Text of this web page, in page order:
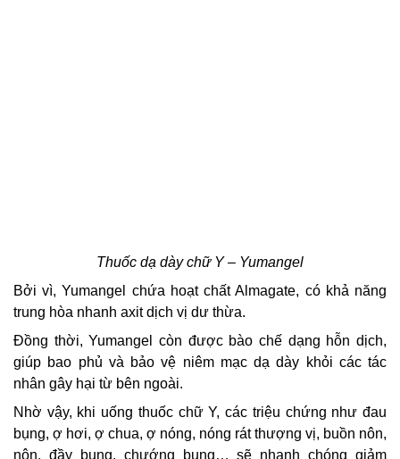
Thuốc dạ dày chữ Y – Yumangel
Bởi vì, Yumangel chứa hoạt chất Almagate, có khả năng
trung hòa nhanh axit dịch vị dư thừa.
Đồng thời, Yumangel còn được bào chế dạng hỗn dịch,
giúp bao phủ và bảo vệ niêm mạc dạ dày khỏi các tác
nhân gây hại từ bên ngoài.
Nhờ vậy, khi uống thuốc chữ Y, các triệu chứng như đau
bụng, ợ hơi, ợ chua, ợ nóng, nóng rát thượng vị, buồn nôn,
nôn, đầy bụng, chướng bụng… sẽ nhanh chóng giảm